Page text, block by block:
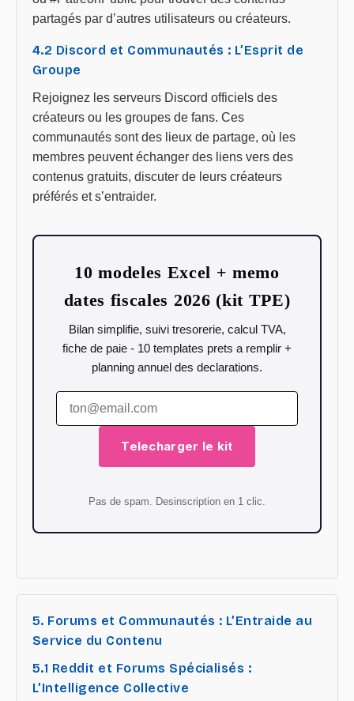
partagés par d’autres utilisateurs ou créateurs.
4.2 Discord et Communautés : L’Esprit de
Groupe
Rejoignez les serveurs Discord officiels des
créateurs ou les groupes de fans. Ces
communautés sont des lieux de partage, où les
membres peuvent échanger des liens vers des
contenus gratuits, discuter de leurs créateurs
préférés et s’entraider.
10 modeles Excel + memo
dates fiscales 2026 (kit TPE)
Bilan simplifie, suivi tresorerie, calcul TVA,
fiche de paie - 10 templates prets a remplir +
planning annuel des declarations.
Telecharger le kit
Pas de spam. Desinscription en 1 clic.
5. Forums et Communautés : L’Entraide au
Service du Contenu
5.1 Reddit et Forums Spécialisés :
L’Intelligence Collective